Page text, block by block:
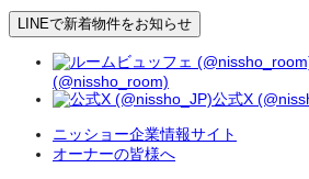
LINEで新着物件をお知らせ
(@nissho_room)
公式X
ニッショー企業情報サイト
オーナーの皆様へ